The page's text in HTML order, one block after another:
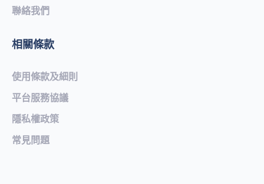
聯絡我們
相關條款
使用條款及細則
平台服務協議
隱私權政策
常見問題​